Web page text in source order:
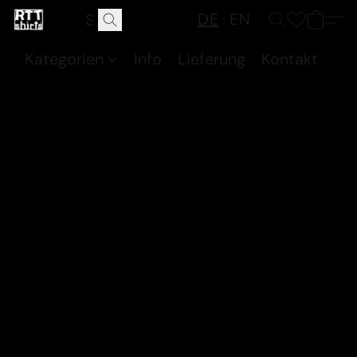
DE
EN
Kategorien
Info Lieferung Kontakt